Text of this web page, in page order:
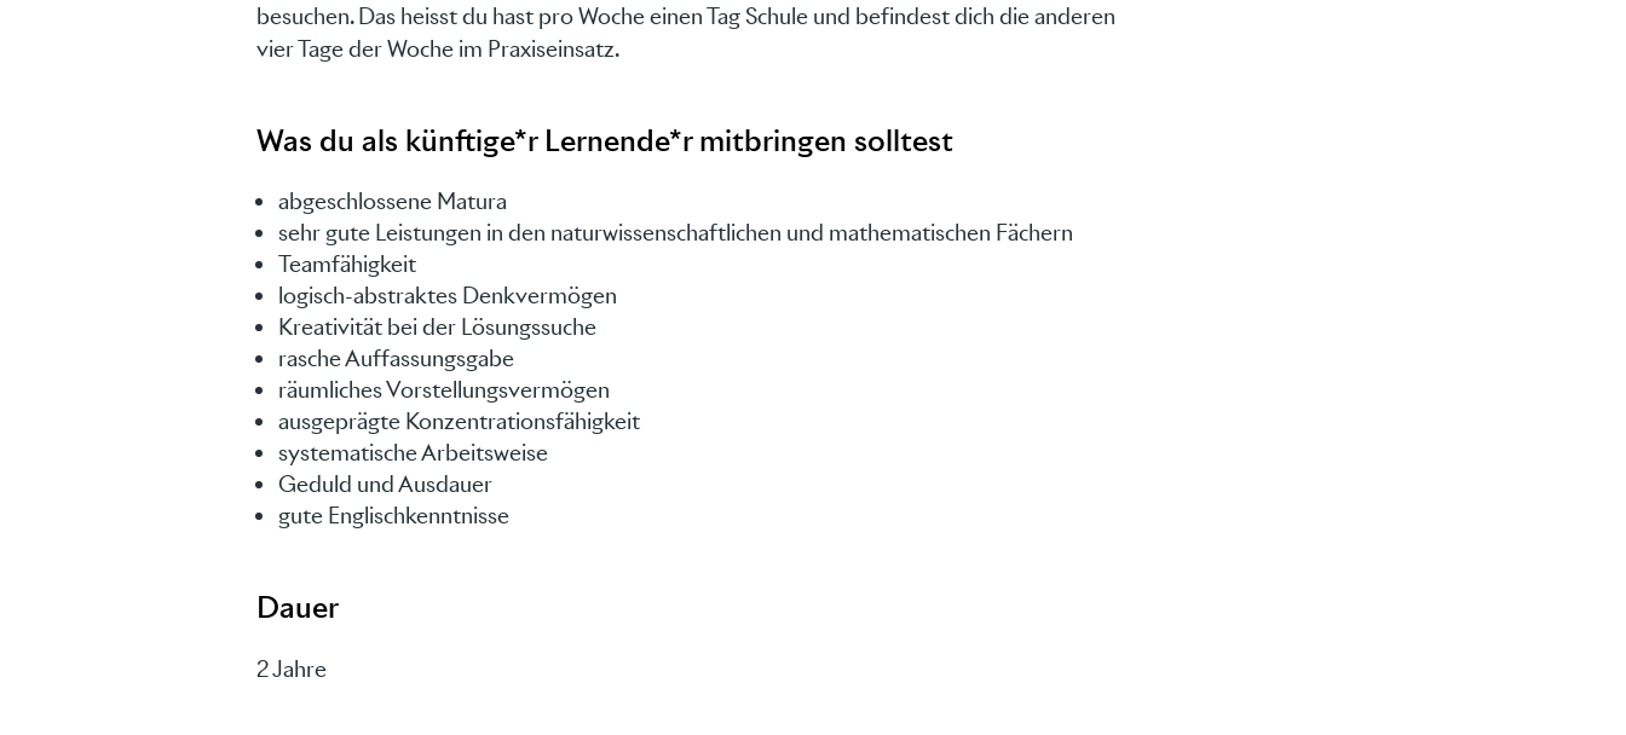
besuchen. Das heisst du hast pro Woche einen Tag Schule und befindest dich die anderen
vier Tage der Woche im Praxiseinsatz.
Was du als künftige*r Lernende*r mitbringen solltest
abgeschlossene Matura
sehr gute Leistungen in den naturwissenschaftlichen und mathematischen Fächern
Teamfähigkeit
logisch-abstraktes Denkvermögen
Kreativität bei der Lösungssuche
rasche Auffassungsgabe
räumliches Vorstellungsvermögen
ausgeprägte Konzentrationsfähigkeit
systematische Arbeitsweise
Geduld und Ausdauer
gute Englischkenntnisse
Dauer
2 Jahre